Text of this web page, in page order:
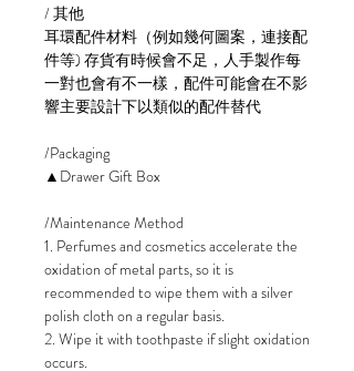
/ 其他
耳環配件材料（例如幾何圖案，連接配
件等) 存貨有時候會不足，人手製作每
一對也會有不一樣，配件可能會在不影
響主要設計下以類似的配件替代
/Packaging
▲Drawer Gift Box
/Maintenance Method
1. Perfumes and cosmetics accelerate the
oxidation of metal parts, so it is
recommended to wipe them with a silver
polish cloth on a regular basis.
2. Wipe it with toothpaste if slight oxidation
occurs.